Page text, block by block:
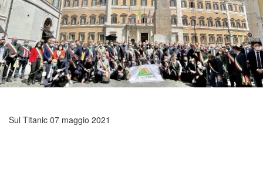
Sul Titanic 07 maggio 2021